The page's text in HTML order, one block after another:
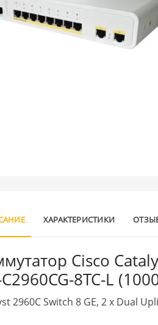
ХАРАКТЕРИСТИКИ
Cisco
8TC-L
2960C Switch 8 GE, 2 x Dual